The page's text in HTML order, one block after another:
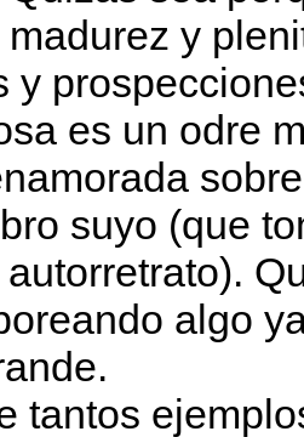
y
y
es un odre
suyo (que
algo
tantos